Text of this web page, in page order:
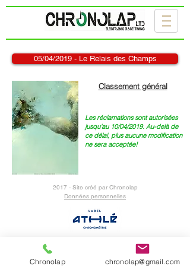
05/04/2019 - Le Relais des Champs
Classement général
Les réclamations sont autorisées
jusqu'au 10/04/2019. Au-delà de
ce délai, plus aucune modification
ne sera acceptée!
2017 - Site créé par Chronolap
Données personnelles
Le partenaire de votre événement sportif
Chronolap chronolap@gmail.com